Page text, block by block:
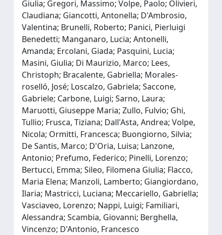
Giulia; Gregori, Massimo; Volpe, Paolo; Olivieri,
Claudiana; Giancotti, Antonella; D'Ambrosio,
Valentina; Brunelli, Roberto; Panici, Pierluigi
Benedetti; Manganaro, Lucia; Antonelli,
Amanda; Ercolani, Giada; Pasquini, Lucia;
Masini, Giulia; Di Maurizio, Marco; Lees,
Christoph; Bracalente, Gabriella; Morales‐
roselló, José; Loscalzo, Gabriela; Saccone,
Gabriele; Carbone, Luigi; Sarno, Laura;
Maruotti, Giuseppe Maria; Zullo, Fulvio; Ghi,
Tullio; Frusca, Tiziana; Dall'Asta, Andrea; Volpe,
Nicola; Ormitti, Francesca; Buongiorno, Silvia;
De Santis, Marco; D'Oria, Luisa; Lanzone,
Antonio; Prefumo, Federico; Pinelli, Lorenzo;
Bertucci, Emma; Sileo, Filomena Giulia; Flacco,
Maria Elena; Manzoli, Lamberto; Giangiordano,
Ilaria; Mastricci, Luciana; Meccariello, Gabriella;
Vasciaveo, Lorenzo; Nappi, Luigi; Familiari,
Alessandra; Scambia, Giovanni; Berghella,
Vincenzo; D'Antonio, Francesco